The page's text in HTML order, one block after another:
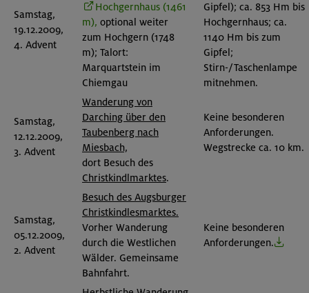
Samstag,
19.12.2009,
4. Advent
Hochgernhaus (1461
m), optional weiter
zum Hochgern (1748
m); Talort:
Marquartstein im
Chiemgau
Gipfel); ca. 853 Hm bis
Hochgernhaus; ca.
1140 Hm bis zum
Gipfel;
Stirn-/Taschenlampe
mitnehmen.
Samstag,
12.12.2009,
3. Advent
Wanderung von
Darching über den
Taubenberg nach
Miesbach,
dort Besuch des
Christkindlmarktes.
Keine besonderen
Anforderungen.
Wegstrecke ca. 10 km.
Samstag,
05.12.2009,
2. Advent
Besuch des Augsburger
Christkindlesmarktes.
Vorher Wanderung
durch die Westlichen
Wälder. Gemeinsame
Bahnfahrt.
Keine besonderen
Anforderungen.